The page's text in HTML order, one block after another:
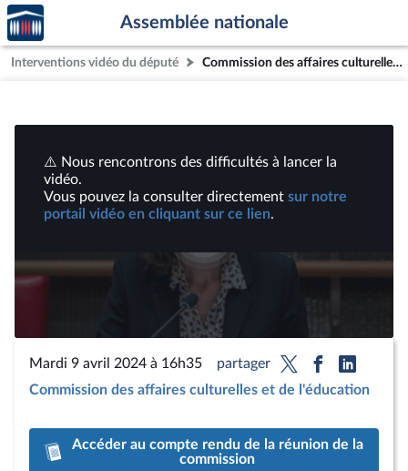
Aller au contenu
Aller en bas de la page
Accèder
à la
page
d'accueil
Assemblée nationale
Interventions vidéo du député Commission des affaires culturelles : Mme Amélie Oudéa-Castéra, ministre des Sports et des Jeux olympiques et paralympiques ; Création d’une commission d’enquête relative à la situation des mineurs dans les industries du cinéma, du spectacle vivant | Vidéos
Lire
la
vidéo
⚠️ Nous rencontrons des difficultés à lancer la
vidéo.
Vous pouvez la consulter directement sur notre
portail vidéo en cliquant sur ce lien.
Mardi 9 avril 2024 à 16h35
partager
Commission des affaires culturelles et de l'éducation
Accéder au compte rendu de la réunion de la
commission